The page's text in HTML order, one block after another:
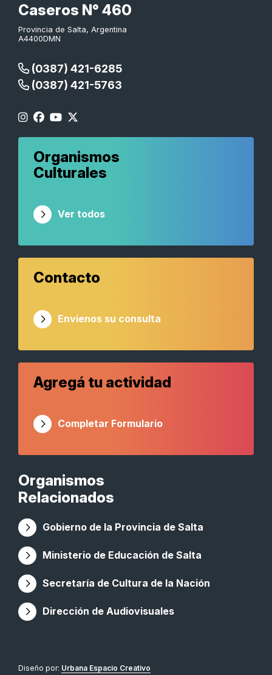
Caseros N° 460
Provincia de Salta, Argentina
A4400DMN
(0387) 421-6285
(0387) 421-5763
Organismos
Relacionados
Gobierno de la Provincia de Salta
Ministerio de Educación de Salta
Secretaría de Cultura de la Nación
Dirección de Audiovisuales
Organismos
Culturales
Ver todos
Contacto
Envienos su consulta
Agregá tu actividad
Completar Formulario
Diseño por: Urbana Espacio Creativo